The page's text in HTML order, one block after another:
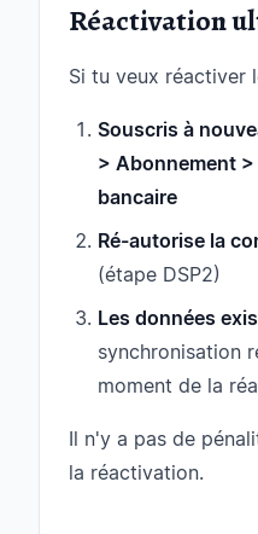
Réactivation
Si tu veux réactiver
Souscris à
> Abonnement
bancaire
Ré-autorise la
(étape DSP2)
Les données
synchronisation
moment de la
Il n'y a pas de
la réactivation.